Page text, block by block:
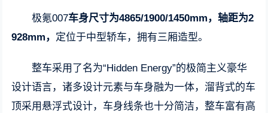
极氪007车身尺寸为4865/1900/1450mm，轴距为2
928mm， 定位于中型轿车，拥有三厢造型。
整车采用了名为“Hidden Energy”的极简主义豪华
设计语言，诸多设计元素与车身融为一体，溜背式的车
顶采用悬浮式设计，车身线条也十分简洁，整车富有高